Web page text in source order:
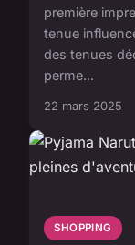
première
tenue
des tenues
perme...
22 mars 2025
SHOPPING